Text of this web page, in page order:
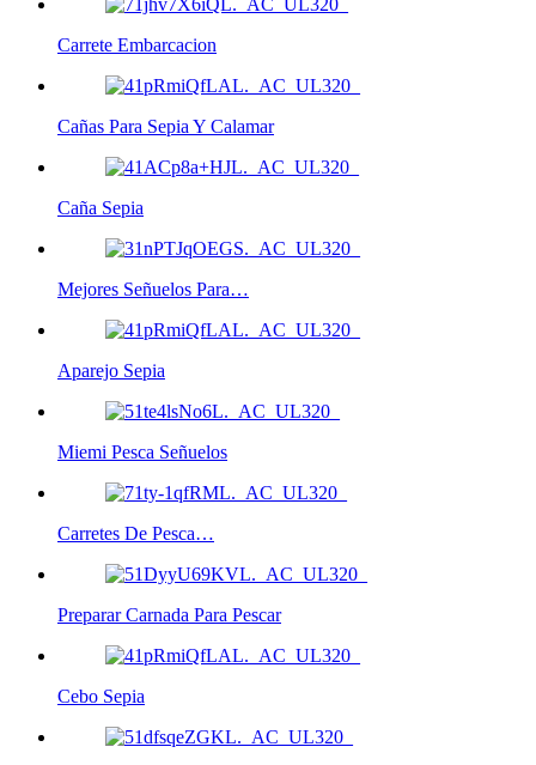
Carrete Embarcacion
Cañas Para Sepia Y Calamar
Caña Sepia
Mejores Señuelos Para…
Aparejo Sepia
Miemi Pesca Señuelos
Carretes De Pesca…
Preparar Carnada Para Pescar
Cebo Sepia